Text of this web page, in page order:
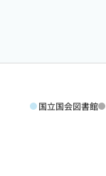
国立国会図書館